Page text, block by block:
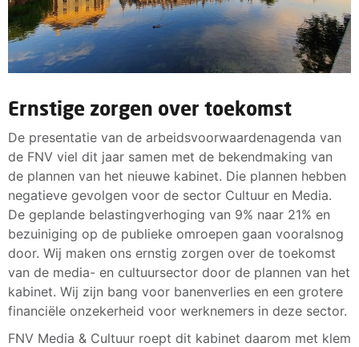
Ernstige zorgen over toekomst
De presentatie van de arbeidsvoorwaardenagenda van
de FNV viel dit jaar samen met de bekendmaking van
de plannen van het nieuwe kabinet. Die plannen hebben
negatieve gevolgen voor de sector Cultuur en Media.
De geplande belastingverhoging van 9% naar 21% en
bezuiniging op de publieke omroepen gaan vooralsnog
door. Wij maken ons ernstig zorgen over de toekomst
van de media- en cultuursector door de plannen van het
kabinet. Wij zijn bang voor banenverlies en een grotere
financiële onzekerheid voor werknemers in deze sector.
FNV Media & Cultuur roept dit kabinet daarom met klem